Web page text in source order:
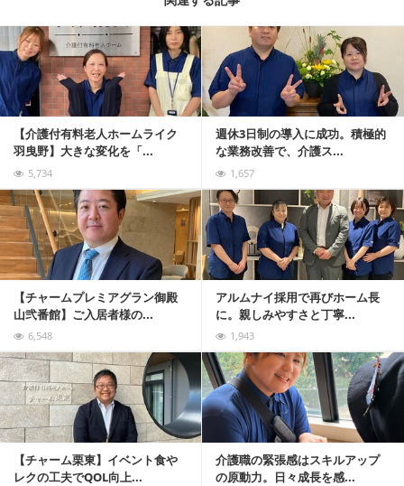
【介護付有料老人ホームライク
羽曳野】大きな変化を「...
5,734
週休3日制の導入に成功。積極的
な業務改善で、介護ス...
1,657
記事を読む
【チャームプレミアグラン御殿
山弐番館】ご入居者様の...
6,548
アルムナイ採用で再びホーム長
に。親しみやすさと丁寧...
1,943
記事を読む
【チャーム栗東】イベント食や
レクの工夫でQOL向上...
介護職の緊張感はスキルアップ
の原動力。日々成長を感...
記事を読む